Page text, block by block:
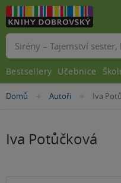
Nacházíte
Domů »Autoři »Iva
Iva Potůčková
Vyhledávání
Bestsellery Učebnice